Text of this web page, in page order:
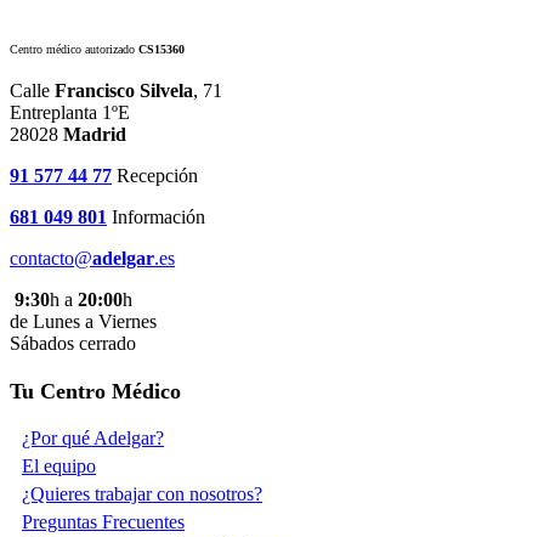
Centro médico autorizado CS15360
Calle Francisco Silvela, 71
Entreplanta 1ºE
28028 Madrid
91 577 44 77 Recepción
681 049 801 Información
contacto@adelgar.es
9:30h a 20:00h
de Lunes a Viernes
Sábados cerrado
Tu Centro Médico
¿Por qué Adelgar?
El equipo
¿Quieres trabajar con nosotros?
Preguntas Frecuentes